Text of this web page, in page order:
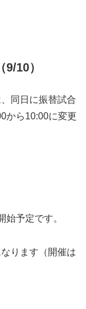
10）
同日に振替試合
から10:00に変更
始予定です。
ります（開催は